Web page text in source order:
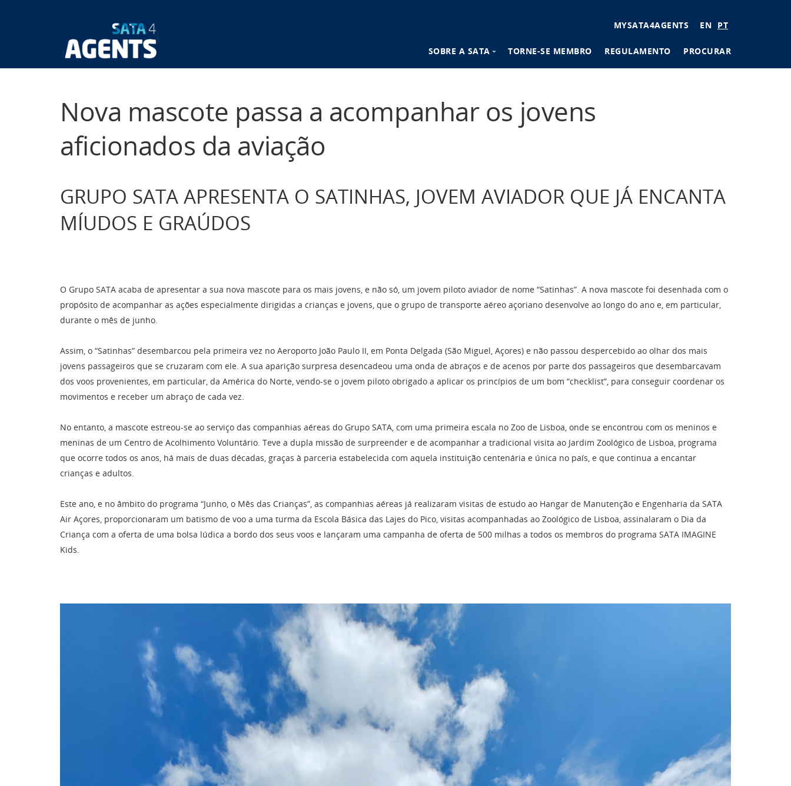
principal
User
account
MYSATA4AGENTS EN PT
SOBRE A SATA
Vantagens SATA
TORNE-SE MEMBRO REGULAMENTO PROCURAR
Nova mascote passa a acompanhar os jovens
aficionados da aviação
GRUPO SATA APRESENTA O SATINHAS, JOVEM AVIADOR QUE JÁ ENCANTA
MÍUDOS E GRAÚDOS
O Grupo SATA acaba de apresentar a sua nova mascote para os mais jovens, e não só, um jovem piloto aviador de nome “Satinhas”. A nova mascote foi desenhada com o
propósito de acompanhar as ações especialmente dirigidas a crianças e jovens, que o grupo de transporte aéreo açoriano desenvolve ao longo do ano e, em particular,
durante o mês de junho.
Assim, o “Satinhas” desembarcou pela primeira vez no Aeroporto João Paulo II, em Ponta Delgada (São Miguel, Açores) e não passou despercebido ao olhar dos mais
jovens passageiros que se cruzaram com ele. A sua aparição surpresa desencadeou uma onda de abraços e de acenos por parte dos passageiros que desembarcavam
dos voos provenientes, em particular, da América do Norte, vendo-se o jovem piloto obrigado a aplicar os princípios de um bom “checklist”, para conseguir coordenar os
movimentos e receber um abraço de cada vez.
No entanto, a mascote estreou-se ao serviço das companhias aéreas do Grupo SATA, com uma primeira escala no Zoo de Lisboa, onde se encontrou com os meninos e
meninas de um Centro de Acolhimento Voluntário. Teve a dupla missão de surpreender e de acompanhar a tradicional visita ao Jardim Zoológico de Lisboa, programa
que ocorre todos os anos, há mais de duas décadas, graças à parceria estabelecida com aquela instituição centenária e única no país, e que continua a encantar
crianças e adultos.
Este ano, e no âmbito do programa “Junho, o Mês das Crianças”, as companhias aéreas já realizaram visitas de estudo ao Hangar de Manutenção e Engenharia da SATA
Air Açores, proporcionaram um batismo de voo a uma turma da Escola Básica das Lajes do Pico, visitas acompanhadas ao Zoológico de Lisboa, assinalaram o Dia da
Criança com a oferta de uma bolsa lúdica a bordo dos seus voos e lançaram uma campanha de oferta de 500 milhas a todos os membros do programa SATA IMAGINE
Kids.